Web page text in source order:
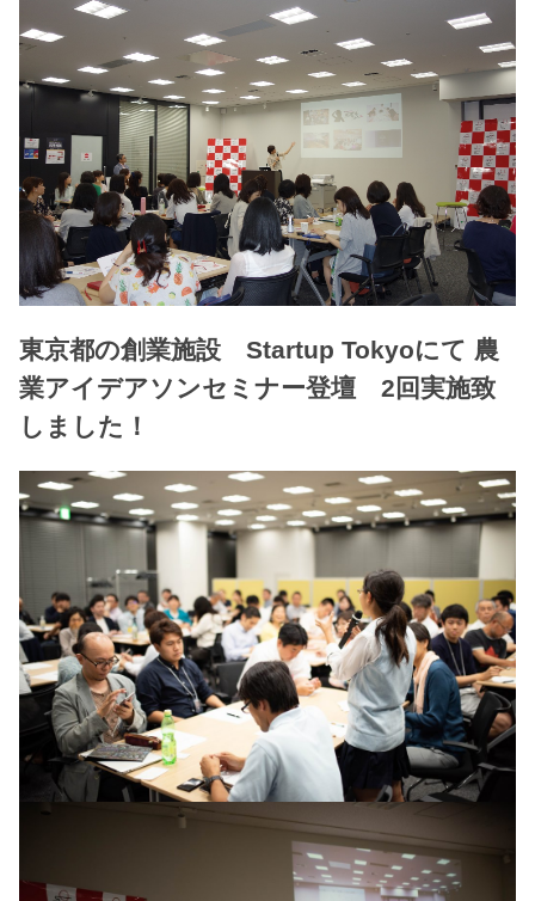
東京都の創業施設 Startup Tokyoにて 農
業アイデアソンセミナー登壇 2回実施致
しました！